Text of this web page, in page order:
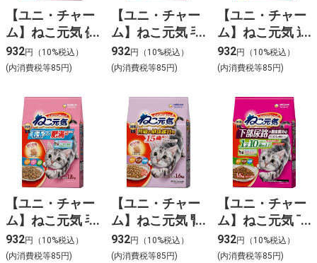
【ユニ・チャー
ム】ねこ元気 健
康に育つ子猫用
お魚とお肉ミッ
身魚･チキン･野
菜･ミルク入
1.6kg
932円（10%税込）
(内消費税等85円)
【ユニ・チャー
ム】ねこ元気 毛
玉ケアまぐろ･
チキン･緑黄色
932円（10%税込）
(内消費税等85円)
【ユニ・チャー
ム】ねこ元気 避
妊･去勢した猫
の体重ケアまぐ
魚･チキン･緑黄
色野菜入り
1.6kg
932円（10%税込）
(内消費税等85円)
【ユニ・チャー
ム】ねこ元気 毛
玉ケア肥満が気
になる猫用まぐ
932円（10%税込）
(内消費税等85円)
【ユニ・チャー
ム】ねこ元気 腎
臓の健康維持用
15歳頃からまぐ
932円（10%税込）
(内消費税等85円)
【ユニ・チャー
ム】ねこ元気 下
部尿路の健康維
持用1歳‐10歳頃
932円（10%税込）
(内消費税等85円)